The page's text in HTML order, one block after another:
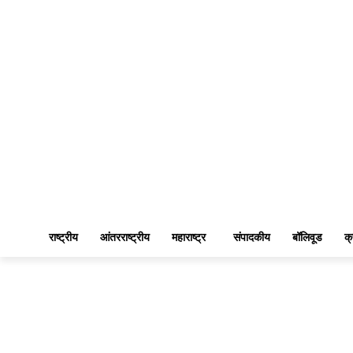
राष्ट्रीय आंतरराष्ट्रीय महाराष्ट्र संपादकीय बॉलिवूड